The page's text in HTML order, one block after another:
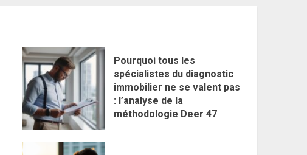
Pourquoi tous les
spécialistes du diagnostic
immobilier ne se valent pas
: l’analyse de la
méthodologie Deer 47